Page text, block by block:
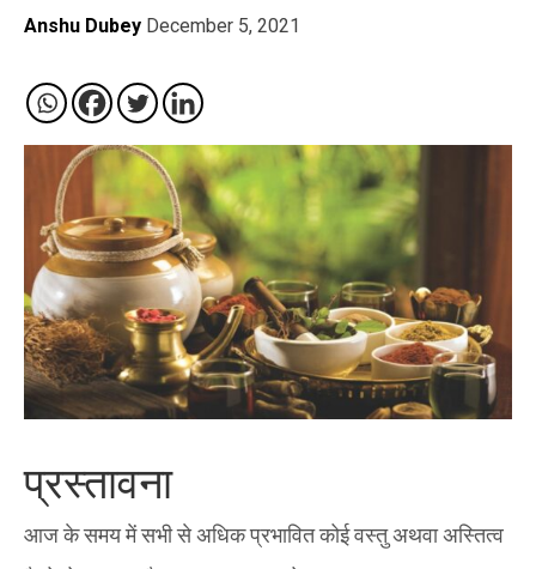
Anshu Dubey December 5, 2021
प्रस्तावना
आज के समय में सभी से अधिक प्रभावित कोई वस्तु अथवा अस्तित्व